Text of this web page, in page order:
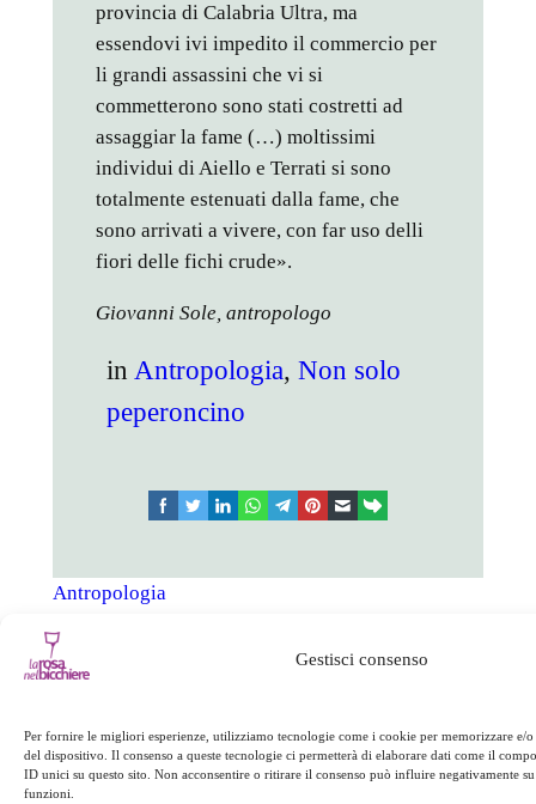
Gestisci consenso
Per fornire le migliori esperienze, utilizziamo tecnologie come i cookie per memorizzare e/
del dispositivo. Il consenso a queste tecnologie ci permetterà di elaborare dati come il
ID unici su questo sito. Non acconsentire o ritirare il consenso può influire negativamente
funzioni.
provincia di Calabria Ultra, ma
essendovi ivi impedito il commercio per
li grandi assassini che vi si
commetterono sono stati costretti ad
assaggiar la fame (…) moltissimi
individui di Aiello e Terrati si sono
totalmente estenuati dalla fame, che
sono arrivati a vivere, con far uso delli
fiori delle fichi crude».
Giovanni Sole, antropologo
in Antropologia, Non solo
peperoncino
facebooktwitterlinkedinwhatsapptelegram
pinterest email link
Antropologia
“orecchie” di Cortale
Cadono le stelle
→